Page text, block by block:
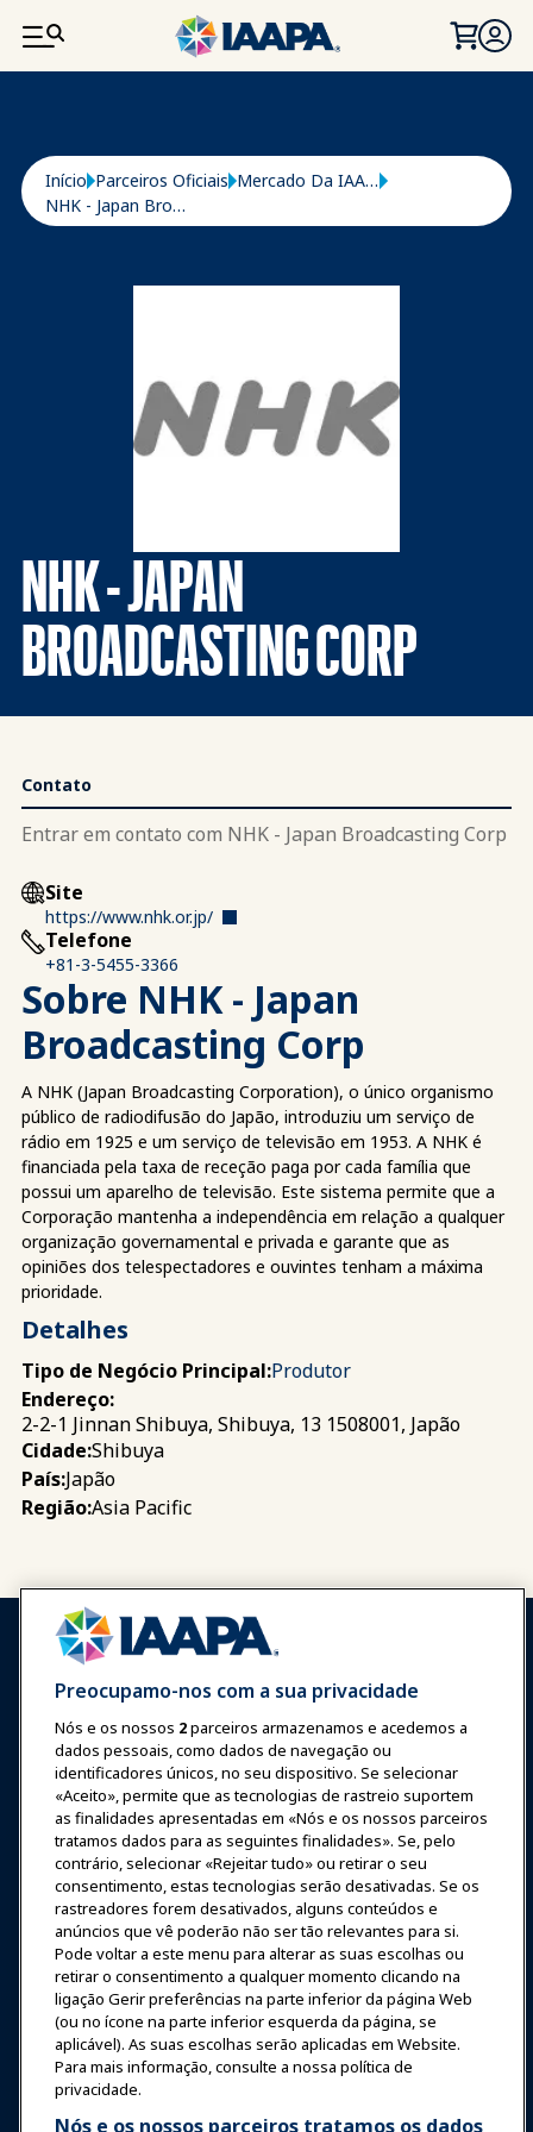
PASSAR PARA O CONTEÚDO PRINCIPAL
Navegação estrutural
Início Parceiros Oficiais
Mercado Da IAAPA
NHK - Japan Broadcasting Corp
NHK - JAPAN
BROADCASTING CORP
Contato
Entrar em contato com NHK - Japan Broadcasting Corp
Site
https://www.nhk.or.jp/
Telefone
+81-3-5455-3366
Sobre NHK - Japan
Broadcasting Corp
A NHK (Japan Broadcasting Corporation), o único organismo
público de radiodifusão do Japão, introduziu um serviço de
rádio em 1925 e um serviço de televisão em 1953. A NHK é
financiada pela taxa de receção paga por cada família que
possui um aparelho de televisão. Este sistema permite que a
Corporação mantenha a independência em relação a qualquer
organização governamental e privada e garante que as
opiniões dos telespectadores e ouvintes tenham a máxima
prioridade.
Detalhes
Tipo de Negócio Principal:Produtor
Endereço:
2-2-1 Jinnan Shibuya, Shibuya, 13 1508001, Japão
Cidade:Shibuya
País:Japão
Região:Asia Pacific
Entrar Junte-se Agora
Prêmios Carreiras
Contato
Expos e Eventos
Notícias & Diversão
Educação
Segurança & Proteção
Advocacia
Preocupamo-nos com a sua privacidade
Nós e os nossos 2parceiros armazenamos e acedemos a
dados pessoais, como dados de navegação ou
identificadores únicos, no seu dispositivo. Se selecionar
«Aceito», permite que as tecnologias de rastreio suportem
as finalidades apresentadas em «Nós e os nossos parceiros
tratamos dados para as seguintes finalidades». Se, pelo
contrário, selecionar «Rejeitar tudo» ou retirar o seu
consentimento, estas tecnologias serão desativadas. Se os
rastreadores forem desativados, alguns conteúdos e
anúncios que vê poderão não ser tão relevantes para si.
Pode voltar a este menu para alterar as suas escolhas ou
retirar o consentimento a qualquer momento clicando na
ligação Gerir preferências na parte inferior da página Web
(ou no ícone na parte inferior esquerda da página, se
aplicável). As suas escolhas serão aplicadas em Website.
Para mais informação, consulte a nossa política de
privacidade.
Nós e os nossos parceiros tratamos os dados